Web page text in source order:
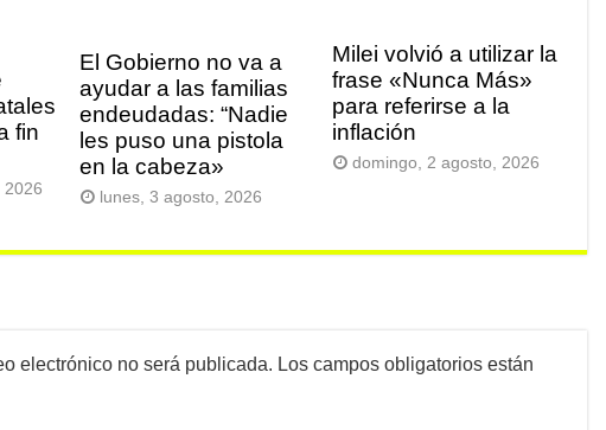
fin
2026
El Gobierno no va a
ayudar a las familias
endeudadas: “Nadie
les puso una pistola
en la cabeza»
lunes, 3 agosto, 2026
Milei volvió a utilizar la
frase «Nunca Más»
para referirse a la
inflación
domingo, 2 agosto, 2026
electrónico no será publicada. Los campos obligatorios están